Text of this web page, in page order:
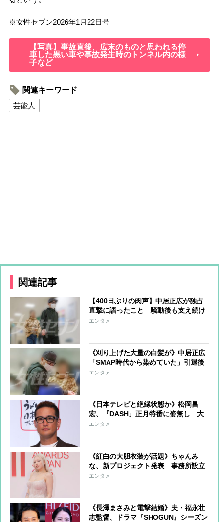
※女性セブン2026年1 月 22日号
【写真】事故直後、広末のものと思われる停
車した黒い車や事故発生時のトンネル内の様
子など
関連キーワード
芸能人
関連記事
【400日ぶりの肉声】中居正広が独占
直撃に語ったこと 騒動後も支え続け
た15年来の恋人と百貨店で買い物デー
エンタメ
《刈り上げた大量の白髪が》中居正広
「SMAP時代から染めていた」引退後
に“年相応”と受け入れた「自然体」の
エンタメ
《日本テレビと絶縁状態か》松岡昌
宏、『DASH』正月特番に姿無し 大
晦日にはカウコンにサプライズ登場、
エンタメ
《紅白の大胆衣装が話題》ちゃんみ
な、新プロジェクト発表 事務所設立
でアーティストのマネジメントも
エンタメ
《長澤まさみと電撃結婚》夫・福永壮
志監督、ドラマ『SHOGUN』シーズン